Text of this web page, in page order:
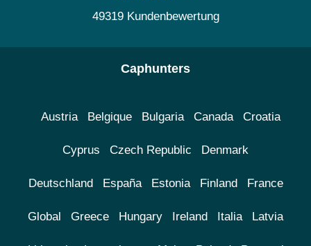
49319 Kundenbewertung
Caphunters
Austria Belgique Bulgaria Canada Croatia
Cyprus Czech Republic Denmark
Deutschland España Estonia Finland France
Global Greece Hungary Ireland Italia Latvia